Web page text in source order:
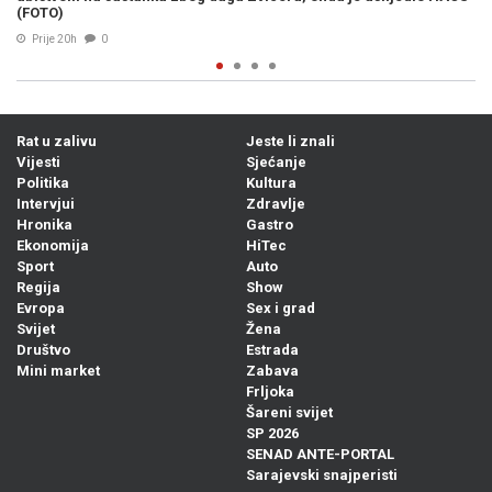
07. Avg. 2026 0
Rat u zalivu
Vijesti
Politika
Intervjui
Hronika
Ekonomija
Sport
Regija
Evropa
Svijet
Društvo
Mini market
Jeste li znali
Sjećanje
Kultura
Zdravlje
Gastro
HiTec
Auto
Show
Sex i grad
Žena
Estrada
Zabava
Frljoka
Šareni svijet
SP 2026
SENAD ANTE-PORTAL
Sarajevski snajperisti